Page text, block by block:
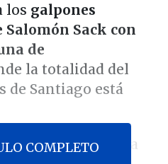
los galpones
Salomón Sack con
de
la totalidad del
de Santiago está
se trata
COMPLETO